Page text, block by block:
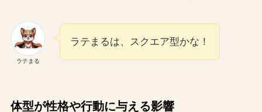
ラテまる
ラテまるは、スクエア型かな！
体型が性格や行動に与える影響